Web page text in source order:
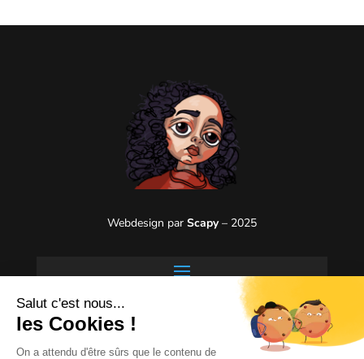
Webdesign par Scapy– 2025
Salut c'est nous...
les Cookies !
On a attendu d'être sûrs que le contenu de